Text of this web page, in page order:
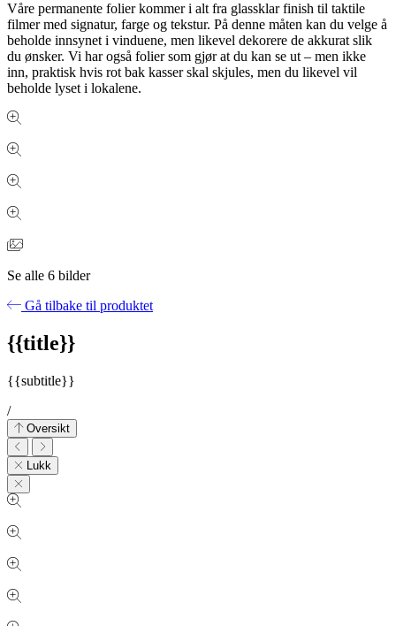
Våre permanente folier kommer i alt fra glassklar finish til taktile
filmer med signatur, farge og tekstur. På denne måten kan du velge å
beholde innsynet i vinduene, men likevel dekorere de akkurat slik
du ønsker. Vi har også folier som gjør at du kan se ut – men ikke
inn, praktisk hvis rot bak kasser skal skjules, men du likevel vil
beholde lyset i lokalene.
Se alle 6 bilder
Gå tilbake til produktet
{{title}}
{{subtitle}}
/
Oversikt
Lukk